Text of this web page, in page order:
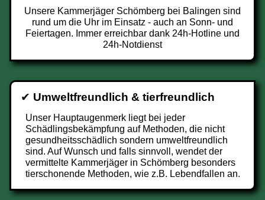
Unsere Kammerjäger Schömberg bei Balingen sind
rund um die Uhr im Einsatz - auch an Sonn- und
Feiertagen. Immer erreichbar dank 24h-Hotline und
24h-Notdienst
✔ Umweltfreundlich & tierfreundlich
Unser Hauptaugenmerk liegt bei jeder
Schädlingsbekämpfung auf Methoden, die nicht
gesundheitsschädlich sondern umweltfreundlich
sind. Auf Wunsch und falls sinnvoll, wendet der
vermittelte Kammerjäger in Schömberg besonders
tierschonende Methoden, wie z.B. Lebendfallen an.